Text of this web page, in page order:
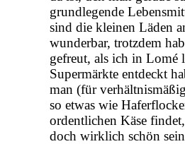
grundlegende
sind die kleinen Läden
wunderbar, trotzdem
gefreut, als ich in Lomé
Supermärkte entdeckt
man (für
so etwas wie
ordentlichen Käse
doch wirklich schön